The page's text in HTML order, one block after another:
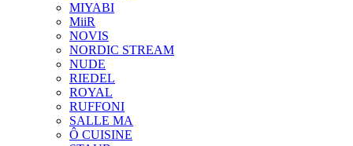
MIYABI
MiiR
NOVIS
NORDIC STREAM
NUDE
RIEDEL
ROYAL
RUFFONI
SALLE MA
Ô CUISINE